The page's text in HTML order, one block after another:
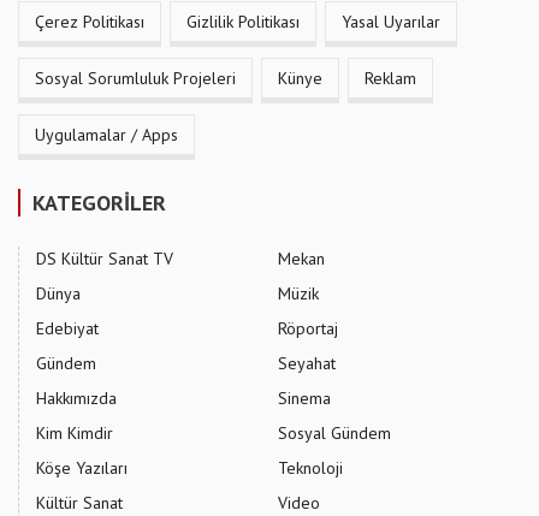
Çerez Politikası Gizlilik Politikası Yasal Uyarılar
Sosyal Sorumluluk Projeleri Künye Reklam
Uygulamalar / Apps
KATEGORİLER
DS Kültür Sanat TV
Dünya
Edebiyat
Gündem
Hakkımızda
Kim Kimdir
Köşe Yazıları
Kültür Sanat
Mekan
Müzik
Röportaj
Seyahat
Sinema
Sosyal Gündem
Teknoloji
Video